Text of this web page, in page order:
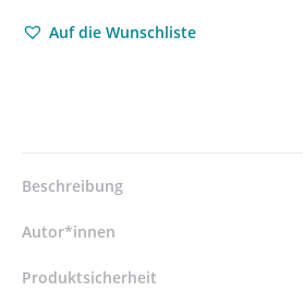
–
8260-
4
978-
Auf die Wunschliste
Beschreibung
Autor*innen
Produktsicherheit